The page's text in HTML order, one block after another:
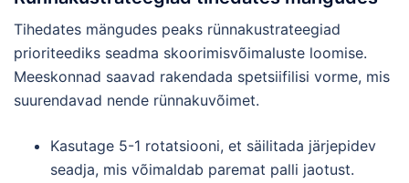
Tihedates mängudes peaks rünnakustrateegiad
prioriteediks seadma skoorimisvõimaluste loomise.
Meeskonnad saavad rakendada spetsiifilisi vorme, mis
suurendavad nende rünnakuvõimet.
Kasutage 5-1 rotatsiooni, et säilitada järjepidev
seadja, mis võimaldab paremat palli jaotust.